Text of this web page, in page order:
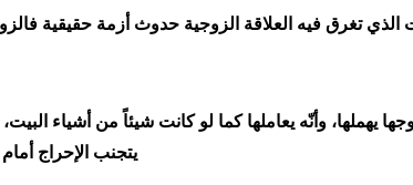
تغرق فيه العلاقة الزوجية حدوث أزمة حقيقية
يهملها، وأنّه يعاملها كما لو كانت شيئاً من أشياء
يتجنب الإحراج